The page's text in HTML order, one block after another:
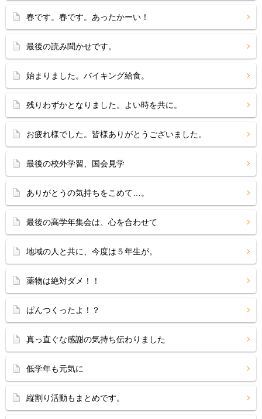
春です。春です。あったかーい！
最後の読み聞かせです。
始まりました。バイキング給食。
残りわずかとなりました。よい時を共に。
お疲れ様でした。皆様ありがとうございました。
最後の校外学習、国会見学
ありがとうの気持ちをこめて…。
最後の高学年集会は、心を合わせて
地域の人と共に、今度は５年生が。
薬物は絶対ダメ！！
ぱんつくったよ！？
真っ直ぐな感謝の気持ち伝わりました
低学年も元気に
縦割り活動もまとめです。